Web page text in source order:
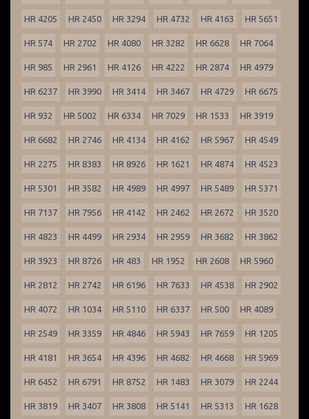
HR 4205 HR 2450 HR 3294 HR 4732 HR 4163 HR 5651
HR 574 HR 2702 HR 4080 HR 3282 HR 6628 HR 7064
HR 985 HR 2961 HR 4126 HR 4222 HR 2874 HR 4979
HR 6237 HR 3990 HR 3414 HR 3467 HR 4729 HR 6675
HR 932 HR 5002 HR 6334 HR 7029 HR 1533 HR 3919
HR 6682 HR 2746 HR 4134 HR 4162 HR 5967 HR 4549
HR 2275 HR 8383 HR 8926 HR 1621 HR 4874 HR 4523
HR 5301 HR 3582 HR 4989 HR 4997 HR 5489 HR 5371
HR 7137 HR 7956 HR 4142 HR 2462 HR 2672 HR 3520
HR 4823 HR 4499 HR 2934 HR 2959 HR 3682 HR 3862
HR 3923 HR 8726 HR 483 HR 1952 HR 2608 HR 5960
HR 2812 HR 2742 HR 6196 HR 7633 HR 4538 HR 2902
HR 4072 HR 1034 HR 5110 HR 6337 HR 500 HR 4089
HR 2549 HR 3359 HR 4846 HR 5943 HR 7659 HR 1205
HR 4181 HR 3654 HR 4396 HR 4682 HR 4668 HR 5969
HR 6452 HR 6791 HR 8752 HR 1483 HR 3079 HR 2244
HR 3819 HR 3407 HR 3808 HR 5141 HR 5313 HR 1628